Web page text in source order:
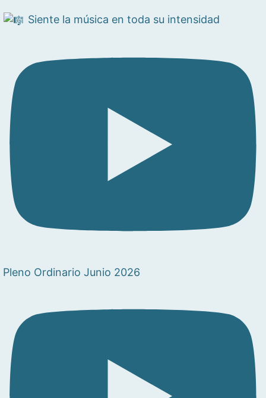
Siente la música en toda su intensidad
Pleno Ordinario Junio 2026